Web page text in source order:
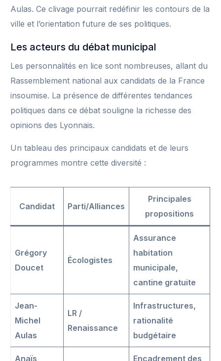
Aulas. Ce clivage pourrait redéfinir les contours de la
ville et l’orientation future de ses politiques.
Les acteurs du débat municipal
Les personnalités en lice sont nombreuses, allant du
Rassemblement national aux candidats de la France
insoumise. La présence de différentes tendances
politiques dans ce débat souligne la richesse des
opinions des Lyonnais.
Un tableau des principaux candidats et de leurs
programmes montre cette diversité :
Candidat Parti/Alliances
Principales
propositions
Grégory
Doucet
Écologistes
Assurance
habitation
municipale,
cantine gratuite
Jean-
Michel
Aulas
LR /
Renaissance
Infrastructures,
rationalité
budgétaire
Anaïs Encadrement des